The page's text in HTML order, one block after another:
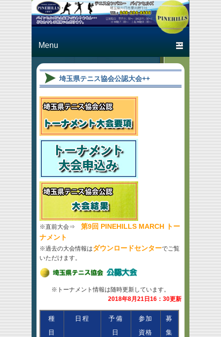
テニスカン
Just another テニスカン
パニー パインヒルズ
埼玉県テニス協会公認大会++
※直前大会⇒ 第9回 PINEHILLS MARCH トー
ナメント
※過去の大会情報はダウンロードセンターでご覧
いただけます。
※トーナメント情報は随時更新しています。
2018年8月21日16：30更新
種
目
日程
予備
日
参加
資格
募
集